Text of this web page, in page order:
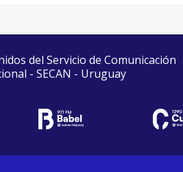
del Servicio de Comunicación
- SECAN - Uruguay